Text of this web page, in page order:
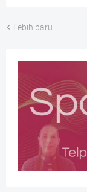
Lebih baru